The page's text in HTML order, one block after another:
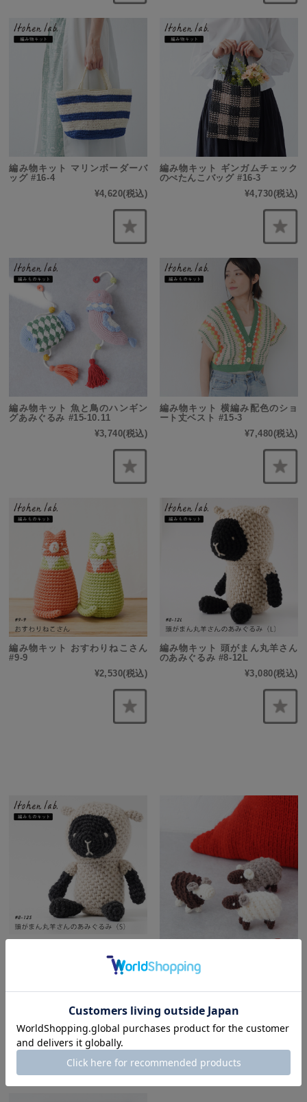
編み物キット マリンボーダーバ
ッグ #16-4
¥4,620(税込)
編み物キット ギンガムチェック
のぺたんこバッグ #16-3
¥4,730(税込)
編み物キット 魚と鳥のハンギン
グあみぐるみ #15-10.11
¥3,740(税込)
編み物キット 横編み配色のショ
ート丈ベスト #15-3
¥7,480(税込)
編み物キット おすわりねこさん
#9-9
¥2,530(税込)
編み物キット 頭がまん丸羊さん
のあみぐるみ #8-12L
¥3,080(税込)
¥1,980(税込)
未 2027 【秋頃発売予定】
在庫切れ